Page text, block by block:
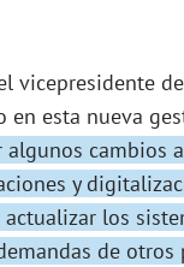
vicepresidente
esta nueva
algunos
y
los
de otros